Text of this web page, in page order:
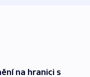
na hranici s